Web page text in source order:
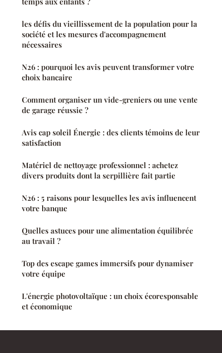
les défis du vieillissement de la population pour la
société et les mesures d'accompagnement
nécessaires
N26 : pourquoi les avis peuvent transformer votre
choix bancaire
Comment organiser un vide-greniers ou une vente
de garage réussie ?
Avis cap soleil Énergie : des clients témoins de leur
satisfaction
Matériel de nettoyage professionnel : achetez
divers produits dont la serpillière fait partie
N26 : 5 raisons pour lesquelles les avis influencent
votre banque
Quelles astuces pour une alimentation équilibrée
au travail ?
Top des escape games immersifs pour dynamiser
votre équipe
L'énergie photovoltaïque : un choix écoresponsable
et économique